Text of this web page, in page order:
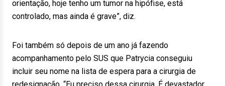
orientação, hoje tenho um tumor na hipófise, está
controlado, mas ainda é grave”, diz.
Foi também só depois de um ano já fazendo
acompanhamento pelo SUS que Patrycia conseguiu
incluir seu nome na lista de espera para a cirurgia de